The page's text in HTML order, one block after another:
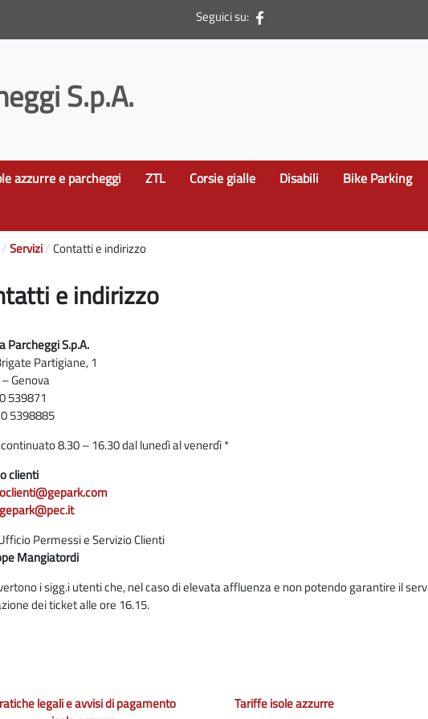
Seguici su:
S.p.A.
azzurre e parcheggi ZTL Corsie gialle Disabili Bike Parking
Servizi Contatti e indirizzo
e indirizzo
Parcheggi S.p.A.
Partigiane, 1
Genova
539871
5398885
8.30 – 16.30 dal lunedì al venerdì *
clienti
Permessi e Servizio Clienti
Mangiatordi
i sigg.i utenti che, nel caso di elevata affluenza e non potendo garantire il
dei ticket alle ore 16.15.
legali e avvisi di pagamento
Tariffe isole azzurre